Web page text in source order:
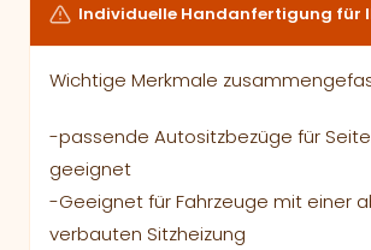
Individuelle Handanfertigung für
Wichtige Merkmale
-passende Autositzbezüge für
geeignet
-Geeignet für Fahrzeuge mit einer
verbauten Sitzheizung